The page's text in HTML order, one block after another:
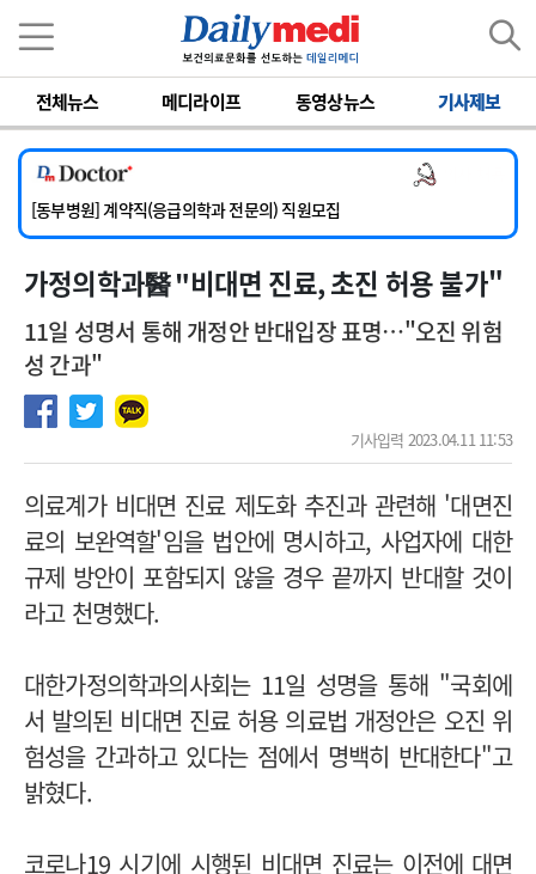
전체뉴스 메디라이프 동영상뉴스 기사제보
[서울아산병원] 2026년 하반기 인턴 모집
[영남대학교의료원] 마취통증의학과 임기제 임상의사 채용
[충남대학교병원] 소아청소년과(소아응급전담) 계약직 의사 공개채용
[동부병원] 계약직(응급의학과 전문의) 직원모집
[이대목동병원] 하반기 전공의(레지던트1년차) 모집
[서울아산병원] 2026년 하반기 인턴 모집
가정의학과醫 "비대면 진료, 초진 허용 불가"
11일 성명서 통해 개정안 반대입장 표명…"오진 위험
성 간과"
기사입력 2023.04.11 11:53
의료계가 비대면 진료 제도화 추진과 관련해 '대면진
료의 보완역할'임을 법안에 명시하고, 사업자에 대한
규제 방안이 포함되지 않을 경우 끝까지 반대할 것이
라고 천명했다.
대한가정의학과의사회는 11일 성명을 통해 "국회에
서 발의된 비대면 진료 허용 의료법 개정안은 오진 위
험성을 간과하고 있다는 점에서 명백히 반대한다"고
밝혔다.
코로나19 시기에 시행된 비대면 진료는 이전에 대면